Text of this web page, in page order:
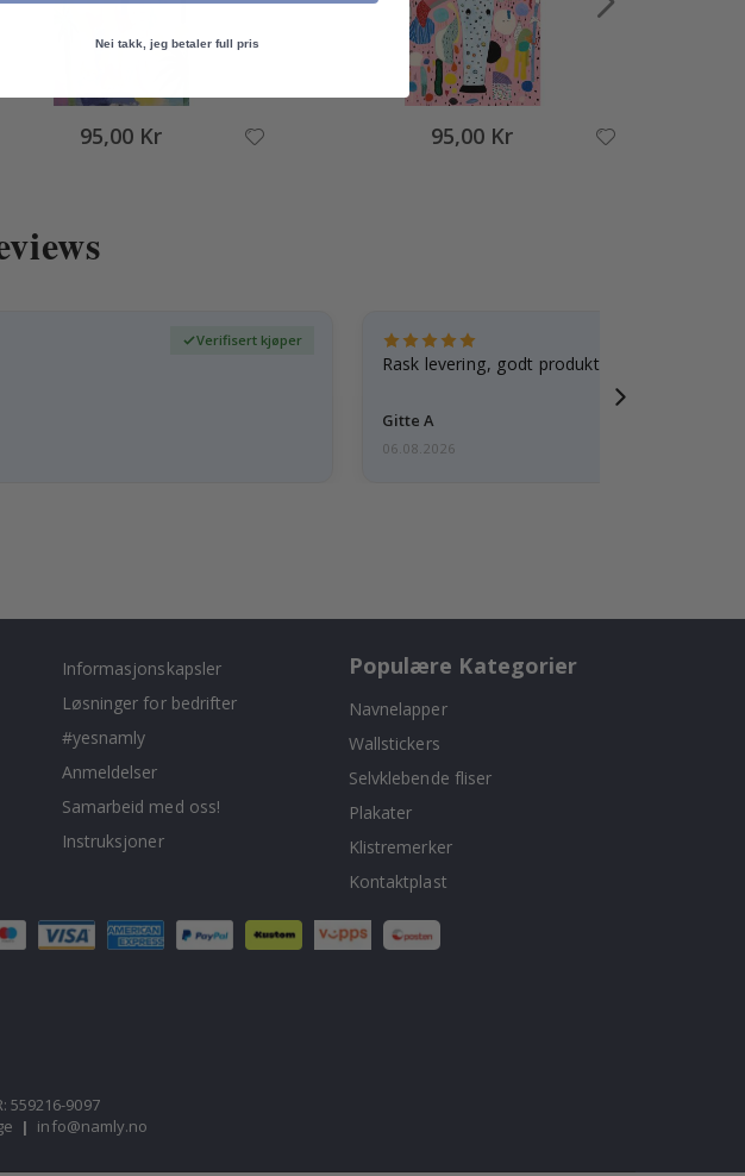
95,00 Kr 95,00 Kr
Verifisert kjøper
Rask levering, godt produkt
Gitte A
06.08.2026
Informasjonskapsler
Løsninger for bedrifter
#yesnamly
Anmeldelser
Samarbeid med oss!
Instruksjoner
Populære Kategorier
Navnelapper
Wallstickers
Selvklebende fliser
Plakater
Klistremerker
Kontaktplast
559216-9097
| info@namly.no
Nei takk, jeg betaler full pris